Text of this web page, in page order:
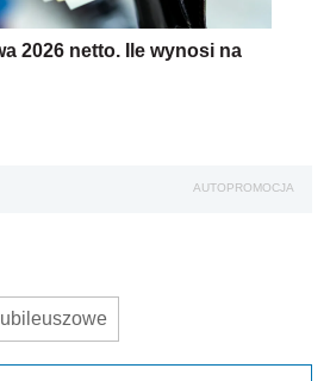
2026 netto. Ile wynosi na
AUTOPROMOCJA